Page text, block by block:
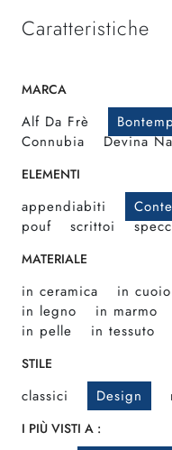
Caratteristiche
MARCA
Alf Da Frè
Connubia
Devina
ELEMENTI
appendiabiti
pouf
scrittoi
MATERIALE
in ceramica in cuoio
in legno
in marmo
in pelle
in tessuto
STILE
classici Design
I PIÙ VISTI A :